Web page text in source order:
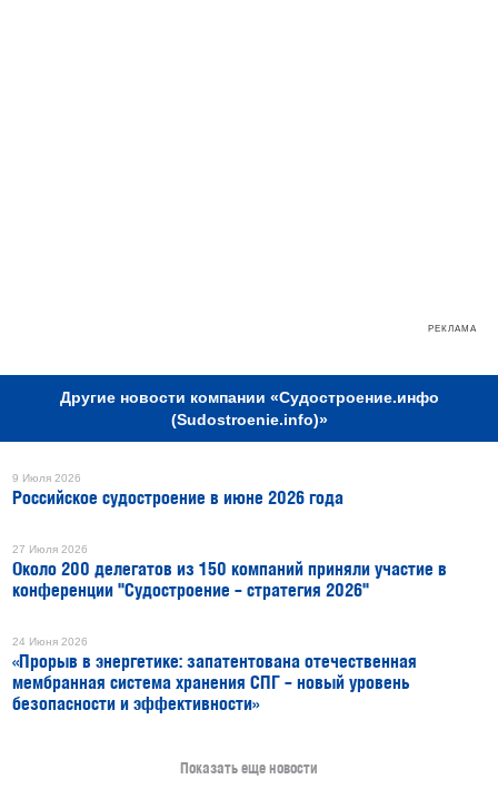
РЕКЛАМА
Другие новости компании «Судостроение.инфо
(Sudostroenie.info)»
9 Июля 2026
Российское судостроение в июне 2026 года
27 Июля 2026
Около 200 делегатов из 150 компаний приняли участие в
конференции "Судостроение – стратегия 2026"
24 Июня 2026
«Прорыв в энергетике: запатентована отечественная
мембранная система хранения СПГ – новый уровень
безопасности и эффективности»
Показать еще новости